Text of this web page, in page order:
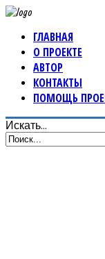
ГЛАВНАЯ
О ПРОЕКТЕ
АВТОР
КОНТАКТЫ
ПОМОЩЬ
Искать...